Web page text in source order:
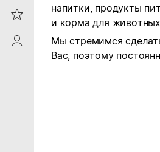
Reviews
ProfileSaby
напитки, продукты
и корма для
Мы стремимся
Вас, поэтому